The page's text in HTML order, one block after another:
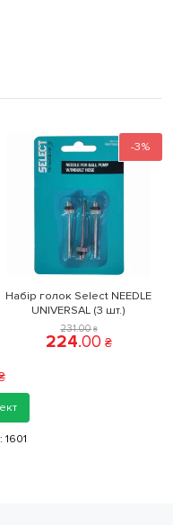
-3%
Набір голок Select NEEDLE
UNIVERSAL (3 шт.)
231.00 ₴
224.00 ₴
1601